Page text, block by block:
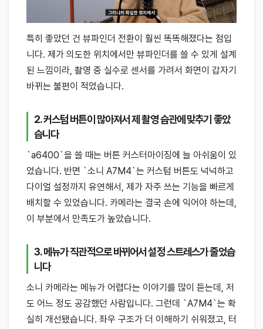
특히 좋았던 건 뷰파인더 전환이 훨씬 똑똑해졌다는 점입
니다. 제가 의도한 위치에서만 뷰파인더를 쓸 수 있게 설계
된 느낌이라, 촬영 중 실수로 센서를 가려서 화면이 갑자기
바뀌는 불편이 적었습니다.
2. 커스텀 버튼이 많아져서 제 촬영 습관에 맞추기 좋았
습니다
`a6400`을 쓸 때는 버튼 커스터마이징에 늘 아쉬움이 있
었습니다. 반면 `소니 A7M4`는 커스텀 버튼도 넉넉하고
다이얼 설정까지 유연해서, 제가 자주 쓰는 기능을 빠르게
배치할 수 있었습니다. 카메라는 결국 손에 익어야 하는데,
이 부분에서 만족도가 높았습니다.
3. 메뉴가 직관적으로 바뀌어서 설정 스트레스가 줄었습
니다
소니 카메라는 메뉴가 어렵다는 이야기를 많이 듣는데, 저
도 어느 정도 공감했던 사람입니다. 그런데 `A7M4`는 확
실히 개선됐습니다. 좌우 구조가 더 이해하기 쉬워졌고, 터